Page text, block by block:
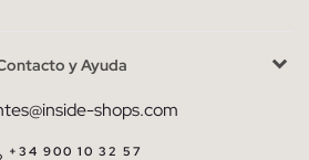
política de privacidad
SUSCRIBIRME
y Ayuda
shops.com
+34 900 10 32 57